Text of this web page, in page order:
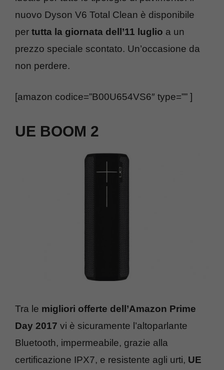
nuovo Dyson V6 Total Clean è disponibile
per tutta la giornata dell’11 luglio a un
prezzo speciale scontato. Un’occasione da
non perdere.
[amazon codice=”B00U654VS6″ type=”” ]
UE BOOM 2
Tra le migliori offerte dell’Amazon Prime
Day 2017 vi è sicuramente l’altoparlante
Bluetooth, impermeabile, grazie alla
certificazione IPX7, e resistente agli urti, UE